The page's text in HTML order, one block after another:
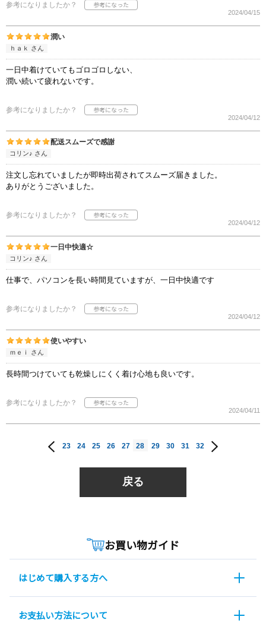
参考になりましたか？
2024/04/15
潤い
ｈａｋ さん
一日中着けていてもゴロゴロしない、
潤い続いて疲れないです。
参考になりましたか？
2024/04/12
配送スムーズで感謝
コリン♪ さん
注文し忘れていましたが即時出荷されてスムーズ届きました。
ありがとうございました。
参考になりましたか？
2024/04/12
一日中快適☆
コリン♪ さん
仕事で、パソコンを長い時間見ていますが、一日中快適です
参考になりましたか？
2024/04/12
使いやすい
ｍｅｉ さん
長時間つけていても乾燥しにくく着け心地も良いです。
参考になりましたか？
2024/04/11
23 24 25 26 27 28 29 30 31 32
戻る
お買い物ガイド
はじめて購入する方へ
お支払い方法について